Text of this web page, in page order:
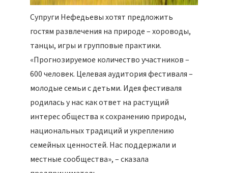
Супруги Нефедьевы хотят предложить
гостям развлечения на природе – хороводы,
танцы, игры и групповые практики.
«Прогнозируемое количество участников –
600 человек. Целевая аудитория фестиваля –
молодые семьи с детьми. Идея фестиваля
родилась у нас как ответ на растущий
интерес общества к сохранению природы,
национальных традиций и укреплению
семейных ценностей. Нас поддержали и
местные сообщества», – сказала